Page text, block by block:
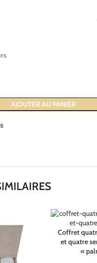
AJOUTER AU PANIER
Coffret
et quatre
«